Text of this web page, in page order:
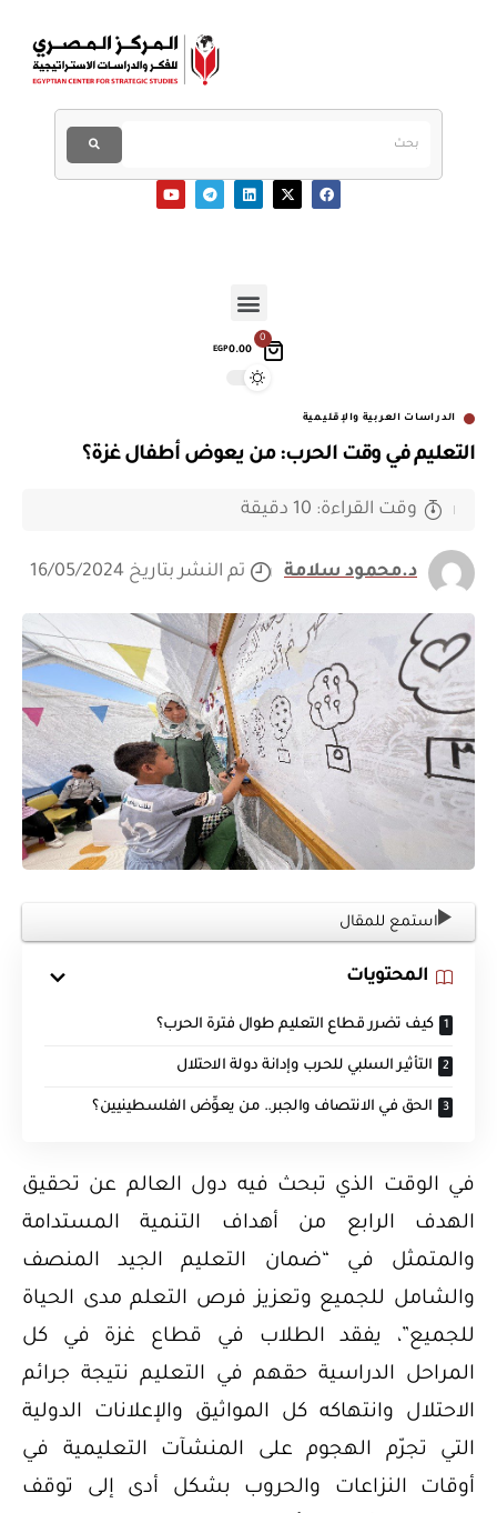
0
EGP0.00
الدراسات العربية والإقليمية
التعليم في وقت الحرب: من يعوض أطفال غزة؟
د.محمود سلامة تم النشر بتاريخ 16/05/2024
وقت القراءة: 10 دقيقة
استمع للمقال
المحتويات
كيف تضرر قطاع التعليم طوال فترة الحرب؟
التأثير السلبي للحرب وإدانة دولة الاحتلال
الحق في الانتصاف والجبر.. من يعوِّض الفلسطينيين؟
في الوقت الذي تبحث فيه دول العالم عن تحقيق
الهدف الرابع من أهداف التنمية المستدامة
والمتمثل في “ضمان التعليم الجيد المنصف
والشامل للجميع وتعزيز فرص التعلم مدى الحياة
للجميع”، يفقد الطلاب في قطاع غزة في كل
المراحل الدراسية حقهم في التعليم نتيجة جرائم
الاحتلال وانتهاكه كل المواثيق والإعلانات الدولية
التي تجرّم الهجوم على المنشآت التعليمية في
أوقات النزاعات والحروب بشكل أدى إلى توقف